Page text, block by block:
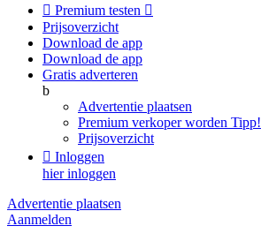
 Premium testen 
Prijsoverzicht
Download de app
Download de app
Gratis adverteren
b
Advertentie plaatsen
Premium verkoper worden Tipp!
Prijsoverzicht
 Inloggen
hier inloggen
Advertentie plaatsen
Aanmelden